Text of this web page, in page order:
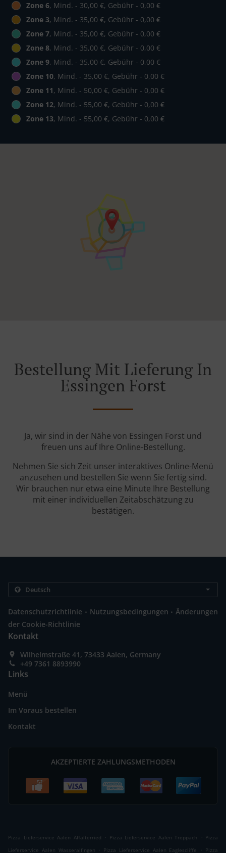
Zone 6, Mind. - 30,00 €, Gebühr - 0,00 €
Zone 3, Mind. - 35,00 €, Gebühr - 0,00 €
Zone 7, Mind. - 35,00 €, Gebühr - 0,00 €
Zone 8, Mind. - 35,00 €, Gebühr - 0,00 €
Zone 9, Mind. - 35,00 €, Gebühr - 0,00 €
Zone 10, Mind. - 35,00 €, Gebühr - 0,00 €
Zone 11, Mind. - 50,00 €, Gebühr - 0,00 €
Zone 12, Mind. - 55,00 €, Gebühr - 0,00 €
Zone 13, Mind. - 55,00 €, Gebühr - 0,00 €
Bestellung Mit Lieferung In
Essingen Forst
Ja, wir sind in der Nähe von Essingen Forst und
freuen uns auf Ihre Online-Bestellung.
Nehmen Sie sich Zeit unser interaktives Online-Menü
anzusehen und bestellen Sie wenn Sie fertig sind.
Wir brauchen nur etwa eine Minute Ihre Bestellung
mit einer individuellen Zeitabschätzung zu
bestätigen.
Datenschutzrichtlinie . Nutzungsbedingungen . Änderungen
der Cookie-Richtlinie
Kontakt
Wilhelmstraße 41, 73433 Aalen, Germany
+49 7361 8893990
Links
Menü
Im Voraus bestellen
Kontakt
AKZEPTIERTE ZAHLUNGSMETHODEN
Pizza Lieferservice Aalen Affalterried . Pizza Lieferservice Aalen Treppach . Pizza
Lieferservice Aalen Wasseralfingen
. Pizza Lieferservice Aalen Eaglescliffe . Pizza